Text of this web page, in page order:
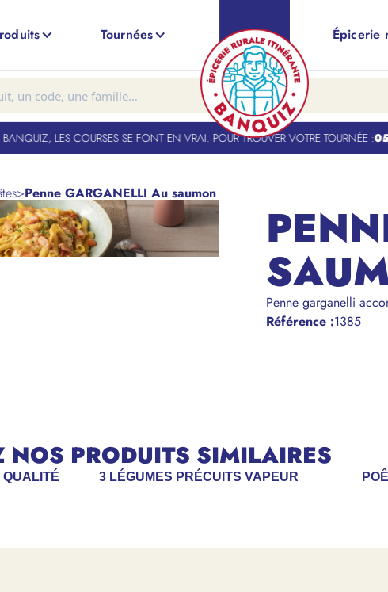
Tournées Épicerie
LES COURSES SE FONT EN VRAI. POUR TROUVER VOTRE TOURNÉE :05
>Penne GARGANELLI Au saumon
Penne garganelli
Référence :1385
NOS PRODUITS SIMILAIRES
3 LÉGUMES PRÉCUITS VAPEUR